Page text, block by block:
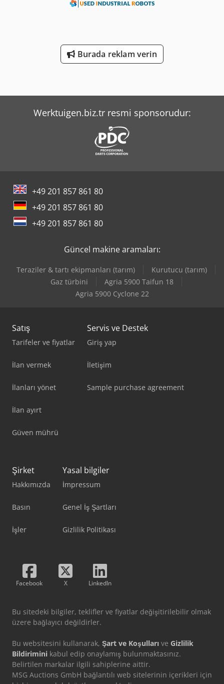
Burada reklam verin
Werktuigen.biz.tr resmi sponsorudur:
+49 201 857 861 80
+49 201 857 861 80
+49 201 857 861 80
Güncel makine aramaları:
Teraziler & tartı ekipmanları (tarım)
Kurutucu (tarım)
Gaz türbini
Agria 5900 Taifun 18
Agria 5900 Cyclone 22
Satış
Tarifeler ve fiyatlar
İlan vermek
İlanları yönet
İlan ayırt
Güven mührü
Servis ve Destek
Giriş yap
İletişim
Sample purchase agreement
Şirket
Hakkımızda
Basın
İşler
Yasal bilgiler
İmpressum
Genel İş Şartları
Gizlilik Politikası
Facebook X LinkedIn
Bu sitedeki bilgiler, teklifler ve fiyatlar değişitirilebilir olmak
üzere bağlayıcı değildirler.
Bu websitesini kullanarak, Şart ve Koşulları ve Gizlilik
Bildirimini kabul edip onaylamış bulunmaktasınız.
Belirtilen markalar ilgili sahiplerine aittir.
MSG Auctions GmbH bağlantılı web sitelerinin içerikleri için